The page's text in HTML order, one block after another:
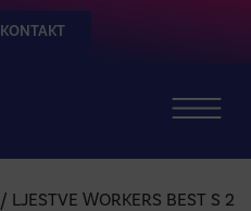
KONTAKT
/ LJESTVE WORKERS BEST S 2